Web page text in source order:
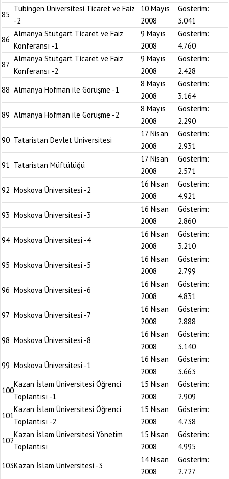
85
Tübingen Üniversitesi Ticaret ve Faiz
-2
10 Mayıs
2008
Gösterim:
3.041
86
Almanya Stutgart Ticaret ve Faiz
Konferansı -1
9 Mayıs
2008
Gösterim:
4.760
87
Almanya Stutgart Ticaret ve Faiz
Konferansı -2
9 Mayıs
2008
Gösterim:
2.428
88 Almanya Hofman ile Görüşme -1
8 Mayıs
2008
Gösterim:
3.164
89 Almanya Hofman ile Görüşme -2
8 Mayıs
2008
Gösterim:
2.290
90 Tataristan Devlet Üniversitesi
17 Nisan
2008
Gösterim:
2.931
91 Tataristan Müftülüğü
17 Nisan
2008
Gösterim:
2.571
92 Moskova Üniversitesi -2
16 Nisan
2008
Gösterim:
4.921
93 Moskova Üniversitesi -3
16 Nisan
2008
Gösterim:
2.860
94 Moskova Üniversitesi -4
16 Nisan
2008
Gösterim:
3.210
95 Moskova Üniversitesi -5
16 Nisan
2008
Gösterim:
2.799
96 Moskova Üniversitesi -6
16 Nisan
2008
Gösterim:
4.831
97 Moskova Üniversitesi -7
16 Nisan
2008
Gösterim:
2.888
98 Moskova Üniversitesi -8
16 Nisan
2008
Gösterim:
3.140
99 Moskova Üniversitesi -1
16 Nisan
2008
Gösterim:
3.663
100
Kazan İslam Üniversitesi Öğrenci
Toplantısı -1
15 Nisan
2008
Gösterim:
2.909
101
Kazan İslam Üniversitesi Öğrenci
Toplantısı -2
15 Nisan
2008
Gösterim:
4.738
102
Kazan İslam Üniversitesi Yönetim
Toplantısı
15 Nisan
2008
Gösterim:
4.995
103Kazan İslam Üniversitesi -3
14 Nisan
2008
Gösterim:
2.727